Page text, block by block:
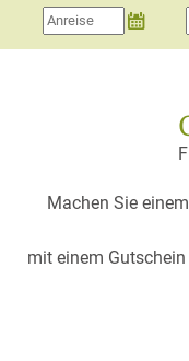
Machen Sie
mit einem